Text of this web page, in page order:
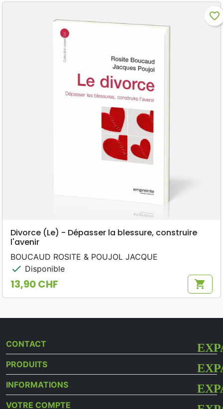
favorite_border
Divorce (Le) - Dépasser la blessure, construire
l'avenir
BOUCAUD ROSITE & POUJOL JACQUE
check Disponible
Prix
13,90 CHF shopping_cart
CONTACT
PRODUITS
INFORMATIONS
VOTRE COMPTE